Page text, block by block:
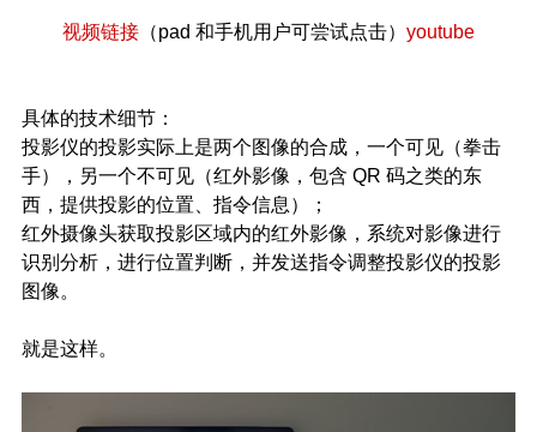
视频链接 （pad 和手机用户可尝试点击） youtube
具体的技术细节：
投影仪的投影实际上是两个图像的合成，一个可见（拳击
手），另一个不可见（红外影像，包含 QR 码之类的东
西，提供投影的位置、指令信息）；
红外摄像头获取投影区域内的红外影像，系统对影像进行
识别分析，进行位置判断，并发送指令调整投影仪的投影
图像。
就是这样。